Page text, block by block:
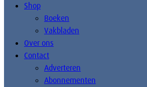
Shop
Boeken
Vakbladen
Over ons
Contact
Adverteren
Abonnementen